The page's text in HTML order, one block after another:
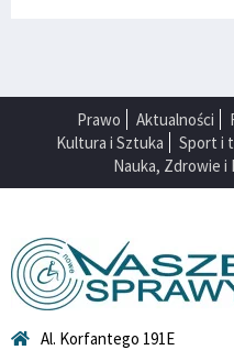
Prawo Aktualności
Kultura i Sztuka
Sport i
Nauka, Zdrowie i
Al. Korfantego 191E